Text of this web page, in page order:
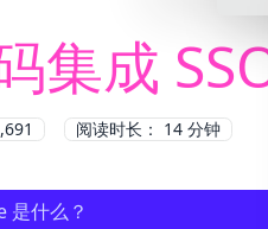
集成
阅读时长： 14 分钟
是什么？